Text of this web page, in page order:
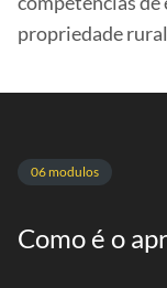
propriedade
06 modulos
Como é o